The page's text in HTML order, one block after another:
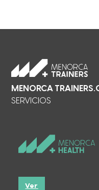
MENORCA
SERVICIOS
Ver